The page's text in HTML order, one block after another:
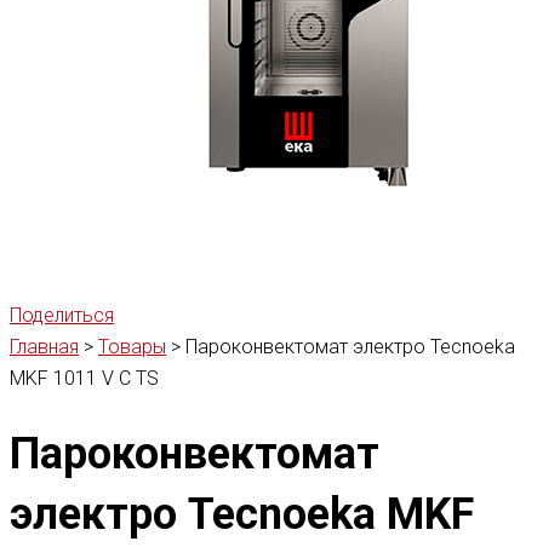
Поделиться
Главная > Товары > Пароконвектомат электро Tecnoeka
MKF 1011 V C TS
Пароконвектомат
электро Tecnoeka MKF